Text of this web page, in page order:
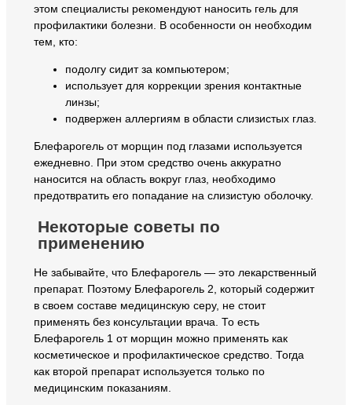
этом специалисты рекомендуют наносить гель для
профилактики болезни. В особенности он необходим
тем, кто:
подолгу сидит за компьютером;
использует для коррекции зрения контактные
линзы;
подвержен аллергиям в области слизистых глаз.
Блефарогель от морщин под глазами используется
ежедневно. При этом средство очень аккуратно
наносится на область вокруг глаз, необходимо
предотвратить его попадание на слизистую оболочку.
Некоторые советы по
применению
Не забывайте, что Блефарогель — это лекарственный
препарат. Поэтому Блефарогель 2, который содержит
в своем составе медицинскую серу, не стоит
применять без консультации врача. То есть
Блефарогель 1 от морщин можно применять как
косметическое и профилактическое средство. Тогда
как второй препарат используется только по
медицинским показаниям.